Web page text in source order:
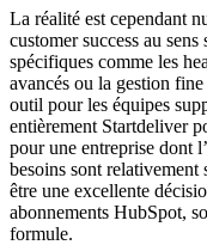
La réalité est cependant
customer success au
spécifiques comme les
avancés ou la gestion
outil pour les équipes
entièrement Startdeliver
pour une entreprise dont
besoins sont
être une excellente
abonnements HubSpot,
formule.